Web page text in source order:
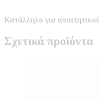
Κατάλληλο για
Σχετικά προϊόντα